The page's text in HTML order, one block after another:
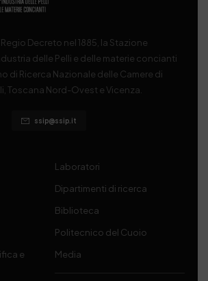
Decreto nel 1885, la Stazione
delle Pelli e delle materie concianti
di Ricerca Nazionale delle Camere di
Toscana Nord-Ovest e Vicenza.
ssip@ssip.it
e
Laboratori
Dipartimenti di ricerca
Biblioteca
Politecnico del Cuoio
Media